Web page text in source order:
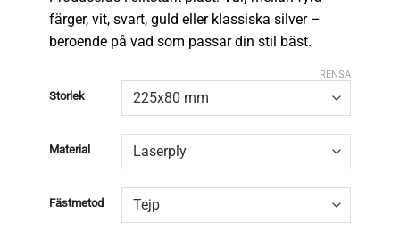
färger, vit, svart, guld eller klassiska silver –
beroende på vad som passar din stil bäst.
Storlek
Material
Fästmetod
RENSA